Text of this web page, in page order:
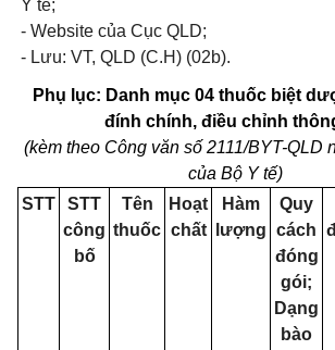
Y tế;
- Website của Cục QLD;
- Lưu: VT, QLD (C.H) (02b).
Phụ lục: Danh mục 04 thuốc biệt
đính chính, điều chỉnh
(kèm theo Công văn số 2111/BYT-QLD
của Bộ Y tế)
STT
STT
công
bố
Tên
thuốc
Hoạt
chất
Hàm
lượng
Quy
cách
đóng
gói;
Dạng
bào